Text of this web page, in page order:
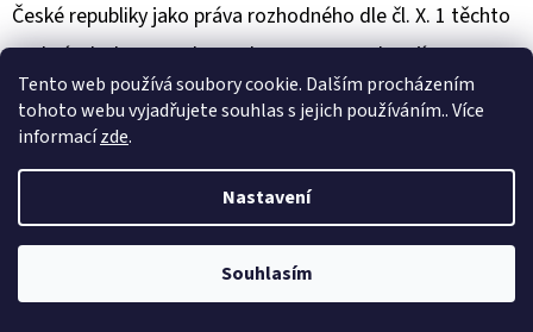
Tento web používá soubory cookie. Dalším procházením
tohoto webu vyjadřujete souhlas s jejich používáním.. Více
informacízde.
Nastavení
Souhlasím
České republiky jako práva rozhodného dle čl. X. 1 těchto
podmínek zbaven ochrany, kterou mu poskytují
ustanovení právního řádu země, v níž má spotřebitel své
obvyklé bydliště. Ve smyslu ustanovení čl. 6 odst. 1 písm.
a) Nařízení Řím I zaměřuje společnost BOLA spol. s.r.o.
svou podnikatelskou činnost na všechny členské státy
Evropské unie, když své zboží dodává objednatelům do
všech členských států Evropské unie.